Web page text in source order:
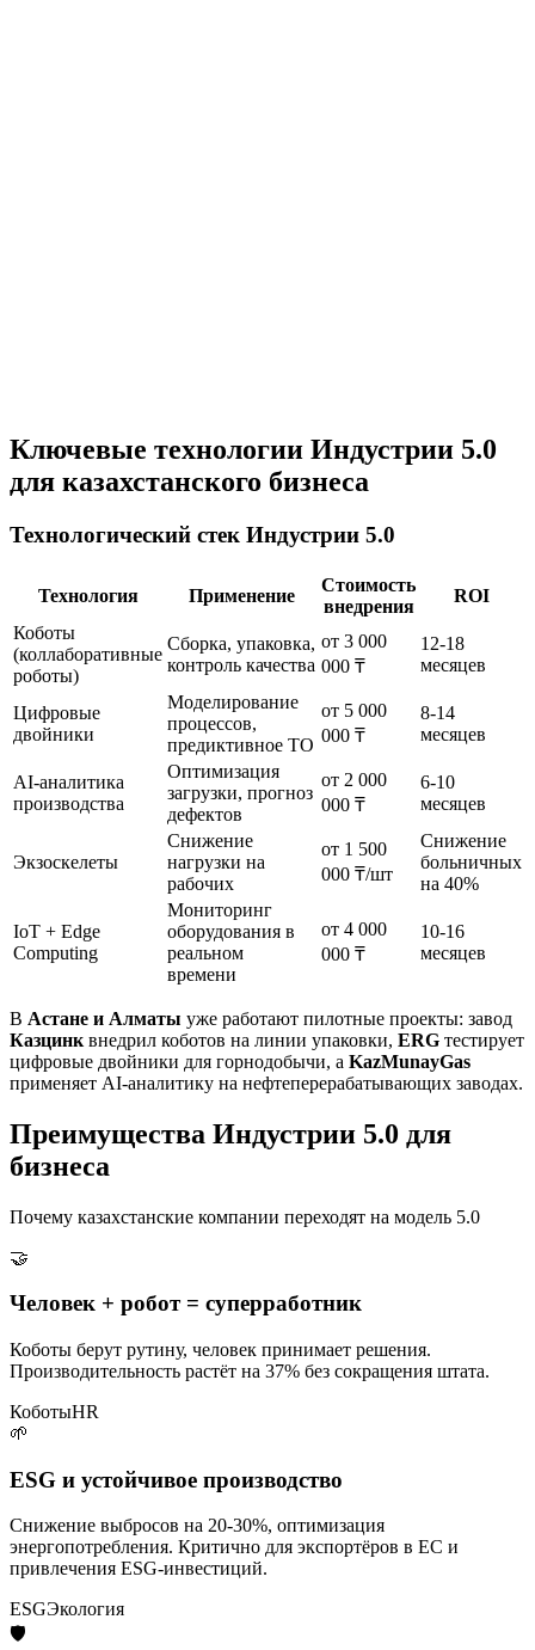
Ключевые технологии Индустрии 5.0
для казахстанского бизнеса
Технологический стек Индустрии 5.0
Технология Применение
Стоимость
внедрения
ROI
Коботы
(коллаборативные
роботы)
Сборка, упаковка,
контроль качества
от 3 000
000 ₸
12-18
месяцев
Цифровые
двойники
Моделирование
процессов,
предиктивное ТО
от 5 000
000 ₸
8-14
месяцев
AI-аналитика
производства
Оптимизация
загрузки, прогноз
дефектов
от 2 000
000 ₸
6-10
месяцев
Экзоскелеты
Снижение
нагрузки на
рабочих
от 1 500
000 ₸/шт
Снижение
больничных
на 40%
IoT + Edge
Computing
Мониторинг
оборудования в
реальном
времени
от 4 000
000 ₸
10-16
месяцев
В Астане и Алматы уже работают пилотные проекты: завод
Казцинк внедрил коботов на линии упаковки, ERG тестирует
цифровые двойники для горнодобычи, а KazMunayGas
применяет AI-аналитику на нефтеперерабатывающих заводах.
Преимущества Индустрии 5.0 для
бизнеса
Почему казахстанские компании переходят на модель 5.0
🤝
Человек + робот = суперработник
Коботы берут рутину, человек принимает решения.
Производительность растёт на 37% без сокращения штата.
КоботыHR
🌱
ESG и устойчивое производство
Снижение выбросов на 20-30%, оптимизация
энергопотребления. Критично для экспортёров в ЕС и
привлечения ESG-инвестиций.
ESGЭкология
🛡️